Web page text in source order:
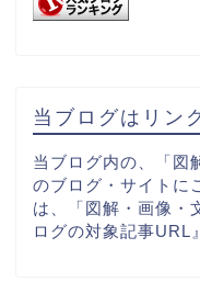
当ブログはリン
当ブログ内の、「図
のブログ・サイトに
は、「図解・画像・
ログの対象記事URL